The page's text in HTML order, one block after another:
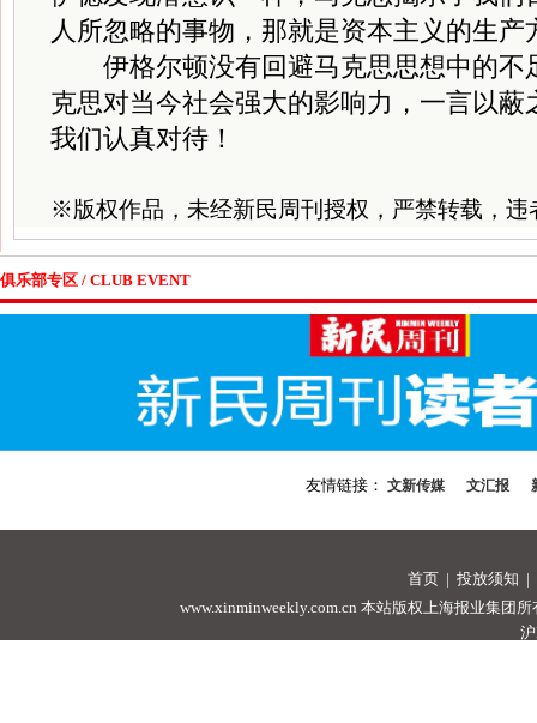
人所忽略的事物，那就是资本主义的生产
伊格尔顿没有回避马克思思想中的不
克思对当今社会强大的影响力，一言以蔽
我们认真对待！
※版权作品，未经新民周刊授权，严禁转载，
俱乐部专区 / CLUB EVENT
友情链接： 文新传媒 文汇报
首页 | 投放须知 |
www.xinminweekly.com.cn 本站版权上海报业集团所